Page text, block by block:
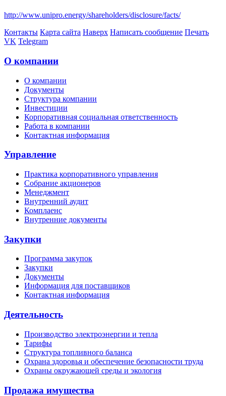
http://www.unipro.energy/shareholders/disclosure/facts/
Контакты Карта сайта Наверх Написать сообщение Печать
VK Telegram
О компании
О компании
Документы
Структура компании
Инвестиции
Корпоративная социальная ответственность
Работа в компании
Контактная информация
Управление
Практика корпоративного управления
Собрание акционеров
Менеджмент
Внутренний аудит
Комплаенс
Внутренние документы
Закупки
Программа закупок
Закупки
Документы
Информация для поставщиков
Контактная информация
Деятельность
Производство электроэнергии и тепла
Тарифы
Структура топливного баланса
Охрана здоровья и обеспечение безопасности труда
Охраны окружающей среды и экология
Продажа имущества